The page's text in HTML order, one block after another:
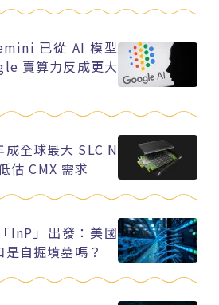
已從 AI 模型
賣算力反成更大
全球最大 SLC N
估 CMX 需求
InP」出發：美國
自掘墳墓嗎？